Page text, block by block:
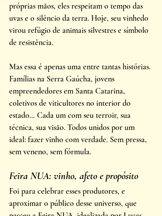
próprias mãos, eles respeitam o tempo das
uvas e o silêncio da terra. Hoje, seu vinhedo
virou refúgio de animais silvestres e símbolo
de resistência.
Mas essa é apenas uma entre tantas histórias.
Famílias na Serra Gaúcha, jovens
empreendedores em Santa Catarina,
coletivos de viticultores no interior do
estado… Cada um com seu terroir, sua
técnica, sua visão. Todos unidos por um
ideal: fazer vinho com verdade. Sem pressa,
sem veneno, sem fórmula.
Feira NUA: vinho, afeto e propósito
Foi para celebrar esses produtores, e
aproximar o público desse universo, que